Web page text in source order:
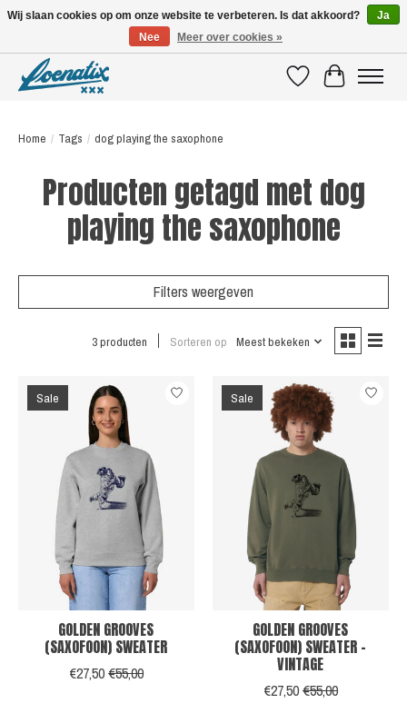
VerlanglijstWinkelwagen
Home / Tags / dog playing the saxophone
Producten getagd met dog
playing the saxophone
Filters weergeven
3 producten Sorteren op Meest bekeken
Sale
GOLDEN GROOVES
(SAXOFOON) SWEATER
€27,50€55,00
Sale
GOLDEN GROOVES
(SAXOFOON) SWEATER -
VINTAGE
€27,50€55,00
Wij slaan cookies op om onze website te verbeteren. Is dat akkoord?
Ja
Nee
Meer over cookies »